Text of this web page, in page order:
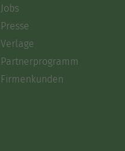
Jobs
Presse
Verlage
Partnerprogramm
Firmenkunden